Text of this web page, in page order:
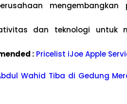
mengembangkan
dan teknologi untuk
: Pricelist iJoe Apple
Wahid Tiba di Gedung